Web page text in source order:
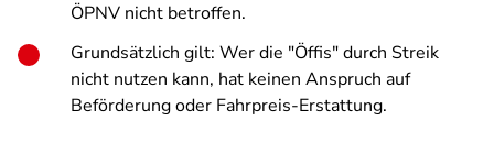
ÖPNV nicht betroffen.
Grundsätzlich gilt: Wer die "Öffis" durch Streik
nicht nutzen kann, hat keinen Anspruch auf
Beförderung oder Fahrpreis-Erstattung.